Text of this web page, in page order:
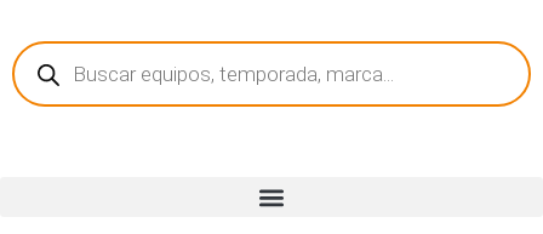
contenido
Búsqueda
de
productos